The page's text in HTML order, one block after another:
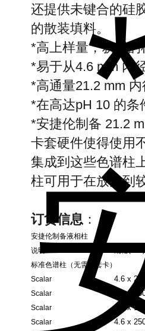
还提供未键合的硅
的散装填料。
*高上样量，获得
*易于从4.6 mm 内
*高通量21.2 mm
*在高达pH 10 的
*安捷伦制备 21.2
卡套硬件使得使用
集成到这些色谱柱
柱可用于在放大到
订货信息 ：
安捷伦制备液相柱
说明
标准色谱柱（无需配套卡）
Scalar
4.6 x
Scalar 4.6 x
Scalar 4.6 x
Scalar 4.6 x